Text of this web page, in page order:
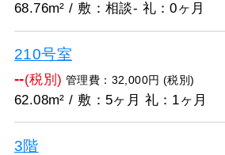
68.76m² / 敷：相談- 礼：0ヶ月
210号室
--(税別) 管理費：32,000円 (税別)
62.08m² / 敷：5ヶ月 礼：1ヶ月
3階